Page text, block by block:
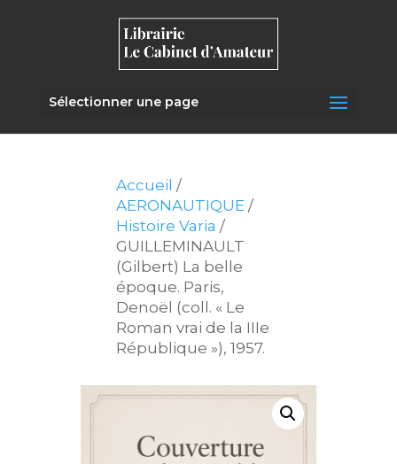
Sélectionner une page
Accueil /
AERONAUTIQUE/
Histoire Varia /
GUILLEMINAULT
(Gilbert) La belle
époque. Paris,
Denoël (coll. « Le
Roman vrai de la IIIe
République »), 1957.